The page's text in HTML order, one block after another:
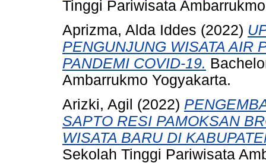
Tinggi Pariwisata
Aprizma, Alda Iddes (2022)
PENGUNJUNG WISATA AIR
PANDEMI COVID-19.
Ambarrukmo Yogyakarta.
Arizki, Agil (2022)
SAPTO RESI PAMOKSAN
WISATA BARU DI
Sekolah Tinggi Pariwisata